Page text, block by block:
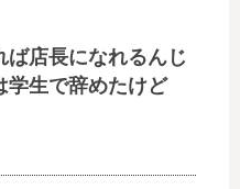
ば店長になれるんじ
学生で辞めたけど